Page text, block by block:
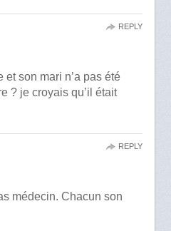
son mari n’a pas été
? je croyais qu’il était
REPLY
médecin. Chacun son
REPLY